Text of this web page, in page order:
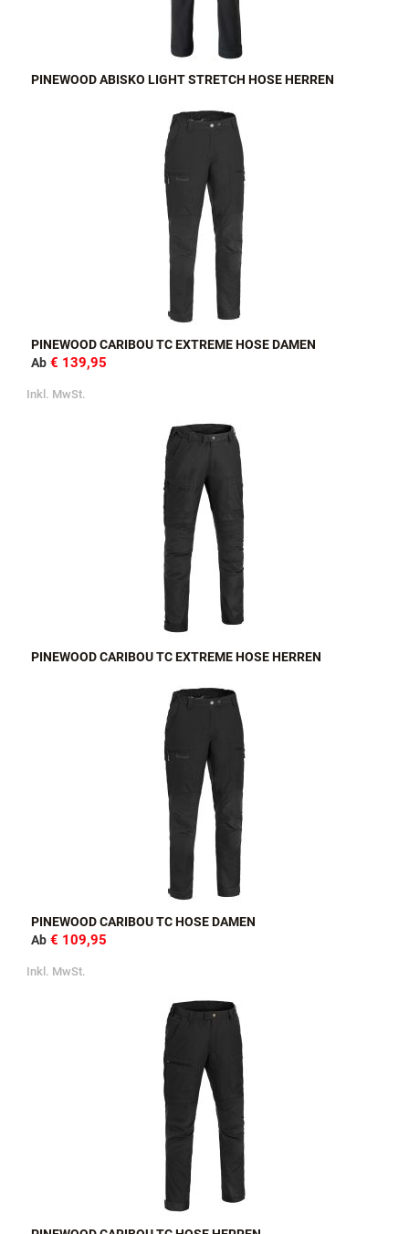
PINEWOOD ABISKO LIGHT STRETCH HOSE HERREN
PINEWOOD CARIBOU TC EXTREME HOSE DAMEN
Ab € 139,95
Inkl. MwSt.
PINEWOOD CARIBOU TC EXTREME HOSE HERREN
PINEWOOD CARIBOU TC HOSE DAMEN
Ab € 109,95
Inkl. MwSt.